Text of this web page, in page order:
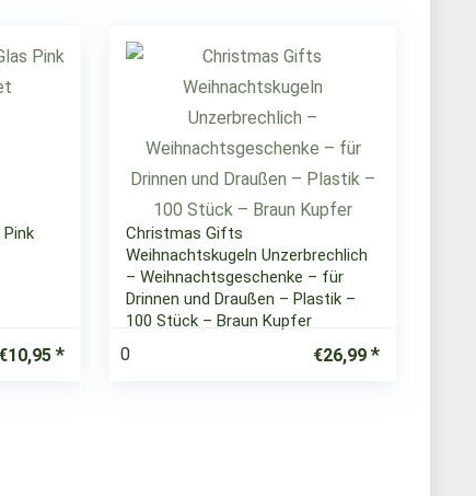
€10,95
Christmas Gifts
Weihnachtskugeln Unzerbrechlich
– Weihnachtsgeschenke – für
Drinnen und Draußen – Plastik –
100 Stück – Braun Kupfer
0 €26,99